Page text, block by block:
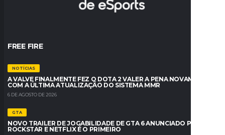
FREE FIRE
NOTÍCIAS
A VALVE FINALMENTE FEZ O DOTA 2 VALER A PENA NOVAMENTE
COM A ÚLTIMA ATUALIZAÇÃO DO SISTEMA MMR
6 DE AGOSTO DE 2026
GTA
NOVO TRAILER DE JOGABILIDADE DE GTA 6 ANUNCIADO PELA
ROCKSTAR E NETFLIX É O PRIMEIRO